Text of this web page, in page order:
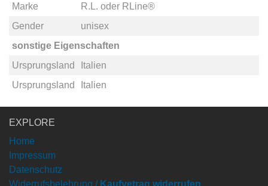
Marke
R.L. oder RLine®
Gender
unisex
sonstige Eigenschaften
Ursprungsland
Italien
Ursprungsland
Italien
EXPLORE
Home
Impressum
Datenschutz
Widerrufsbelehrung / Kaufvetrag widerrufen